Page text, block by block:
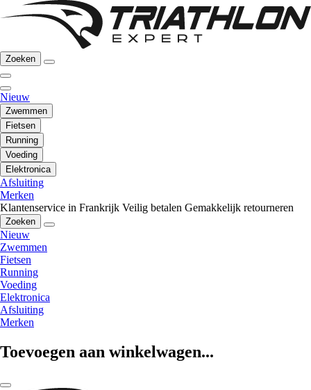
Zoeken
Nieuw
Zwemmen
Fietsen
Running
Voeding
Elektronica
Afsluiting
Merken
Klantenservice in Frankrijk Veilig betalen Gemakkelijk retourneren
Zoeken
Nieuw
Zwemmen
Fietsen
Running
Voeding
Elektronica
Afsluiting
Merken
Toevoegen aan winkelwagen...